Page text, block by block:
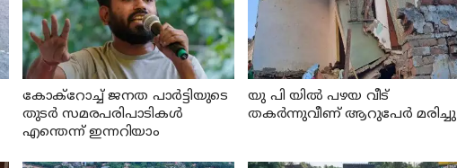
കോക്റോച്ച് ജനത പാര്‍ട്ടിയുടെ
തുടര്‍ സമരപരിപാടികള്‍
എന്തെന്ന് ഇന്നറിയാം
യു പി യില്‍ പഴയ വീട്
തകര്‍ന്നുവീണ് ആറുപേര്‍ മരിച്ചു